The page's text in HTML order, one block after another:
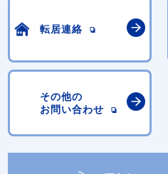
転居連絡
その他の
お問い合わせ